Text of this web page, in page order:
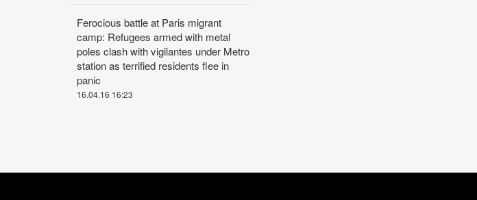
Ferocious battle at Paris migrant
camp: Refugees armed with metal
poles clash with vigilantes under Metro
station as terrified residents flee in
panic
16.04.16 16:23